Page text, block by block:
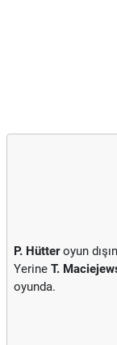
P. Hütteroyun
Yerine T.
oyunda.